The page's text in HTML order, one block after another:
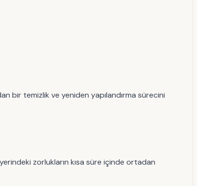
bir temizlik ve yeniden yapılandırma sürecini
zorlukların kısa süre içinde ortadan